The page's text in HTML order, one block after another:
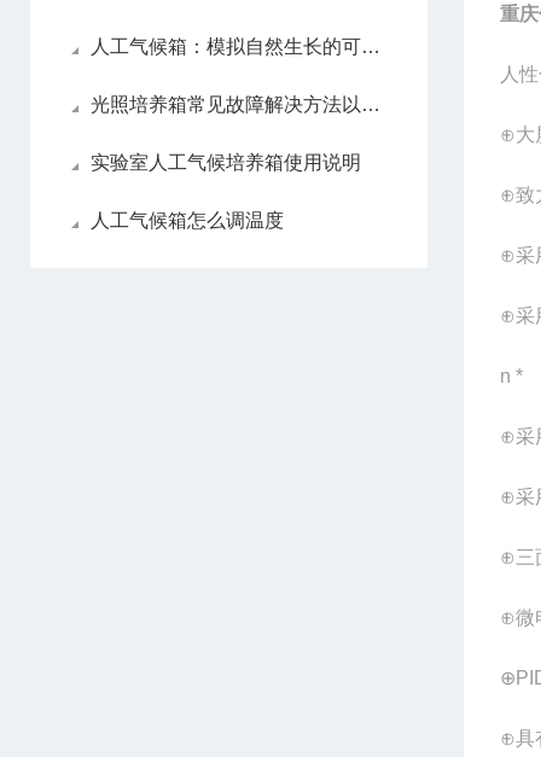
人工气候箱：模拟自然生长的可控空间
光照培养箱常见故障解决方法以及分析
实验室人工气候培养箱使用说明
人工气候箱怎么调温度
重
人
⊕大
⊕致
⊕采
⊕采
n *
⊕采
⊕采
⊕三
⊕微
⊕具